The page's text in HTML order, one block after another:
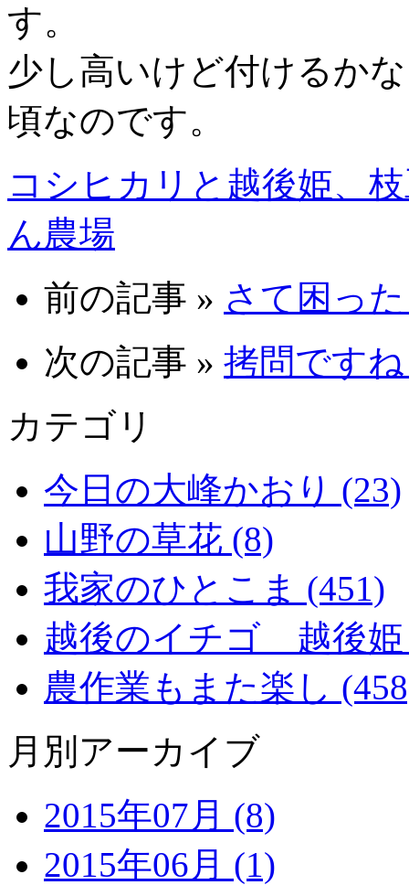
す。
少し高いけど付けるか
頃なのです。
コシヒカリと越後姫、
ん農場
前の記事 » さて困っ
次の記事 » 拷問です
カテゴリ
今日の大峰かおり (23)
山野の草花 (8)
我家のひとこま (451)
越後のイチゴ 越後姫
農作業もまた楽し
月別アーカイブ
2015年07月 (8)
2015年06月 (1)